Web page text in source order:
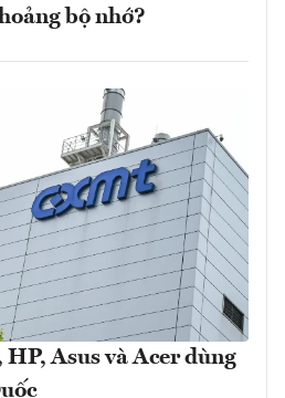
bộ nhớ?
Asus và Acer dùng